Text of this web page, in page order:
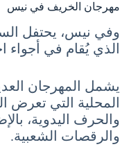
مهرجان الخريف في نيس
وفي نيس، يحتفل
الذي يُقام في أجواء
يشمل المهرجان
المحلية التي تعرض
والحرف اليدوية،
والرقصات الشعبية.